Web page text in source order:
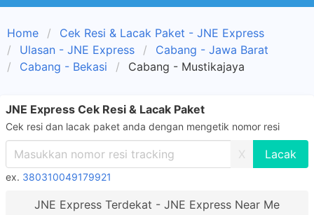
Home
Cek Resi & Lacak Paket - JNE Express
Ulasan - JNE Express
Cabang - Jawa Barat
Cabang - Bekasi
Cabang - Mustikajaya
JNE Express Cek Resi & Lacak Paket
Cek resi dan lacak paket anda dengan mengetik nomor resi
X
ex. 380310049179921
JNE Express Terdekat - JNE Express Near Me